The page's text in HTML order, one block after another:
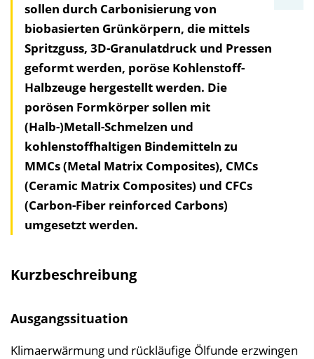
sollen durch Carbonisierung von
biobasierten Grünkörpern, die mittels
Spritzguss, 3D-Granulatdruck und Pressen
geformt werden, poröse Kohlenstoff-
Halbzeuge hergestellt werden. Die
porösen Formkörper sollen mit
(Halb-)Metall-Schmelzen und
kohlenstoffhaltigen Bindemitteln zu
MMCs (Metal Matrix Composites), CMCs
(Ceramic Matrix Composites) und CFCs
(Carbon-Fiber reinforced Carbons)
umgesetzt werden.
Kurzbeschreibung
Ausgangssituation
Klimaerwärmung und rückläufige Ölfunde erzwingen